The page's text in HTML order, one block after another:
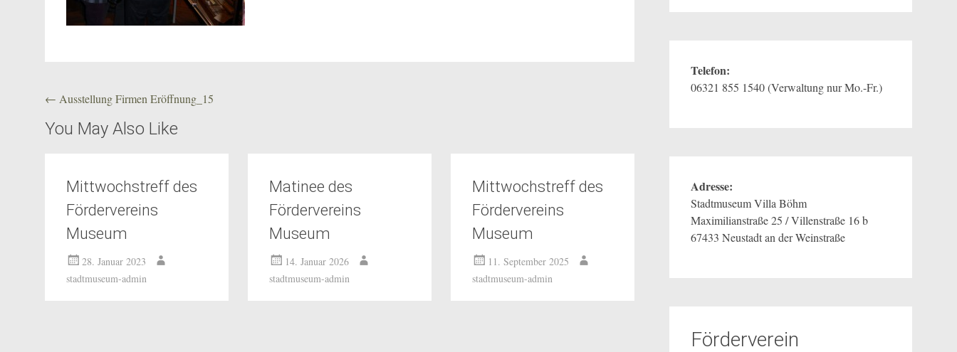
Beitragsnavigation
← Ausstellung Firmen Eröffnung_15
You May Also Like
Mittwochstreff des
Fördervereins
Museum
28. Januar 2023
stadtmuseum-admin
Matinee des
Fördervereins
Museum
14. Januar 2026
stadtmuseum-admin
Mittwochstreff des
Fördervereins
Museum
11. September 2025
stadtmuseum-admin
Telefon:
06321 855 1540 (Verwaltung nur Mo.-Fr.)
Adresse:
Stadtmuseum Villa Böhm
Maximilianstraße 25 / Villenstraße 16 b
67433 Neustadt an der Weinstraße
Förderverein